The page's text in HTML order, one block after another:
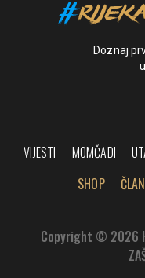
Doznaj
VIJESTI MOMČADI
SHOP
Copyright © 2026